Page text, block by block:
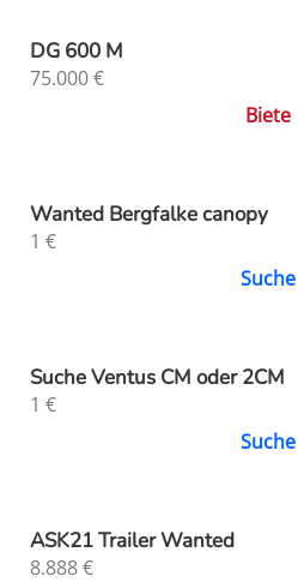
DG 600 M
75.000€
Biete
Wanted Bergfalke canopy
1 €
Suche
Suche Ventus CM oder 2CM
1 €
Suche
ASK21 Trailer Wanted
8.888€